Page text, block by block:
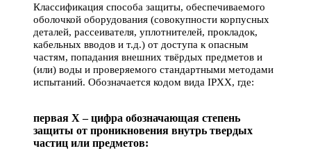
Классификация способа защиты, обеспечиваемого
оболочкой оборудования (совокупности корпусных
деталей, рассеивателя, уплотнителей, прокладок,
кабельных вводов и т.д.) от доступа к опасным
частям, попадания внешних твёрдых предметов и
(или) воды и проверяемого стандартными методами
испытаний. Обозначается кодом вида IPXX, где:
первая X – цифра обозначающая степень
защиты от проникновения внутрь твердых
частиц или предметов: